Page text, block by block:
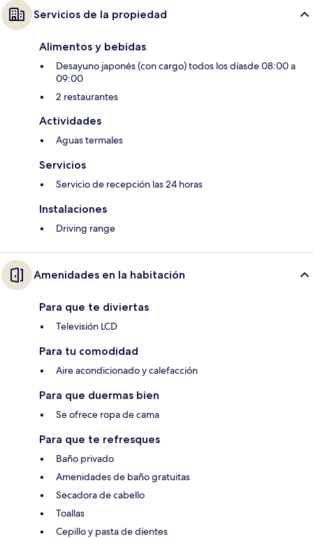
Servicios de la propiedad
Alimentos y bebidas
Desayuno japonés (con cargo) todos los díasde 08:00 a
09:00
2 restaurantes
Actividades
Aguas termales
Servicios
Servicio de recepción las 24 horas
Instalaciones
Driving range
Amenidades en la habitación
Para que te diviertas
Televisión LCD
Para tu comodidad
Aire acondicionado y calefacción
Para que duermas bien
Se ofrece ropa de cama
Para que te refresques
Baño privado
Amenidades de baño gratuitas
Secadora de cabello
Toallas
Cepillo y pasta de dientes